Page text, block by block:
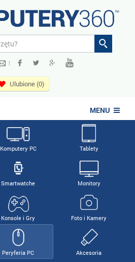
|
Ulubione (0)
MENU
Komputery PC Tablety
Smartwatche Monitory
Konsole i Gry Foto i Kamery
Peryferia PC Akcesoria